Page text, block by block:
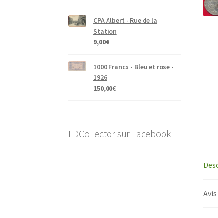
CPA Albert - Rue de la
Station
9,00€
1000 Francs - Bleu et rose -
1926
150,00€
FDCollector sur Facebook